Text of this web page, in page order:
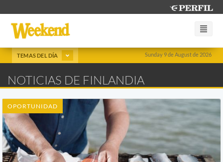
Sunday 9 de August de 2026
TEMAS DEL DÍA
NOTICIAS DE FINLANDIA
OPORTUNIDAD